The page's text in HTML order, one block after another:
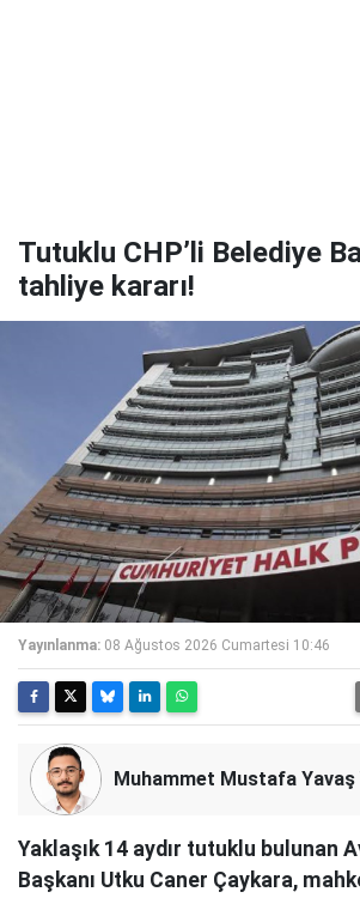
Tutuklu CHP’li Belediye
tahliye kararı!
Yayınlanma: 08 Ağustos 2026 Cumartesi 10:46
Muhammet Mustafa Yavaş
Yaklaşık 14 aydır tutuklu bulunan
Başkanı Utku Caner Çaykara,